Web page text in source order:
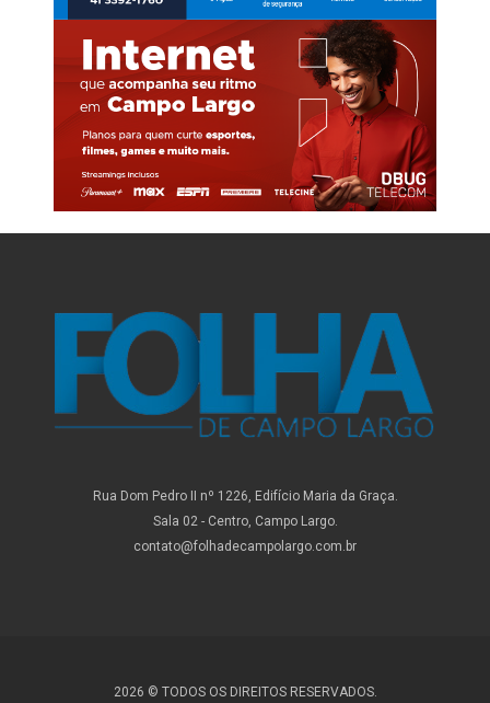
Rua Dom Pedro II nº 1226, Edifício Maria da Graça.
Sala 02 - Centro, Campo Largo.
contato@folhadecampolargo.com.br
2026 © TODOS OS DIREITOS RESERVADOS.